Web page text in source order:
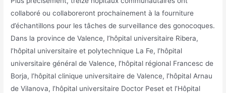
collaboré ou collaboreront prochainement à la fourniture
d’échantillons pour les tâches de surveillance des gonocoques.
Dans la province de Valence, l’hôpital universitaire Ribera,
l’hôpital universitaire et polytechnique La Fe, l’hôpital
universitaire général de Valence, l’hôpital régional Francesc de
Borja, l’hôpital clinique universitaire de Valence, l’hôpital Arnau
de Vilanova, l’hôpital universitaire Doctor Peset et l’Hôpital